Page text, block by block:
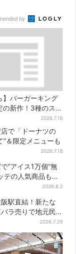
by
】バーガーキング
の新作！3種のステ
ー「暑さ乗り切れ
に
2026.7.16
店で「ドーナツの
”＆限定メニューも
2026.7.18
“アイス1万個”無
の人気商品もら
2026.8.2
駅直結！新たな
ラ売りで地元民
2026.7.29